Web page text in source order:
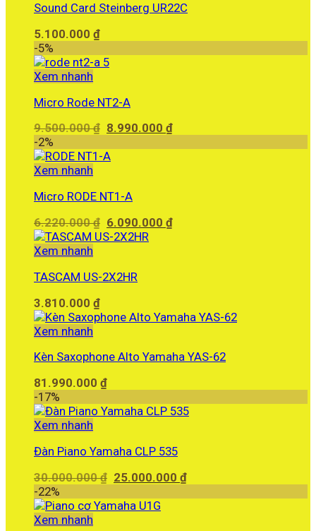
Sound Card Steinberg UR22C
5.100.000 ₫
-5%
Xem nhanh
Micro Rode NT2-A
9.500.000₫ Giá
là:
8.990.000₫Giá
-2%
Xem nhanh
Micro RODE NT1-A
6.220.000₫ Giá
gốc
6.090.000₫Giá
Xem nhanh
TASCAM US-2X2HR
3.810.000 ₫
Xem nhanh
Kèn Saxophone Alto Yamaha YAS-62
81.990.000 ₫
-17%
Xem nhanh
Đàn Piano Yamaha CLP 535
30.000.000₫ Giá
là:
25.000.000₫Giá
-22%
Xem nhanh